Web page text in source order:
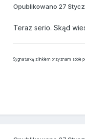
Opublikowano 27
Teraz serio. Skąd
Sygnaturkę z linkiem przyznam sobie